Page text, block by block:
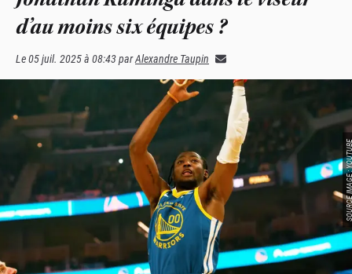
d’au moins six équipes ?
Le05 juil. 2025 à 08:43parAlexandre Taupin
SOURCE